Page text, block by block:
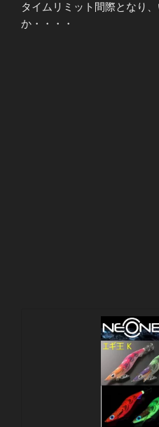
タイムリミット間際となり
か・・・・